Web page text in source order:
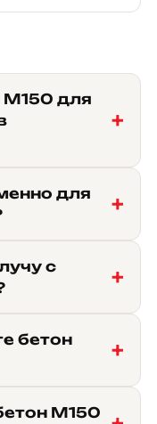
М150 для
для
с
бетон
М150